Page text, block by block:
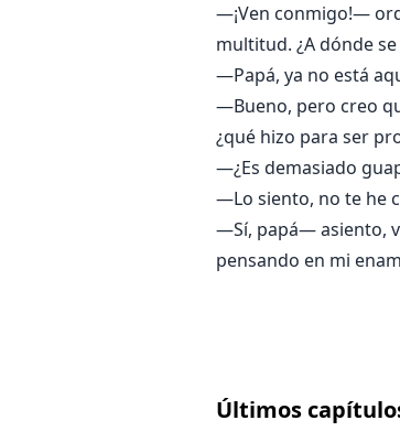
—¡Ven conmigo!—
multitud. ¿A dónde
—Papá, ya no está
—Bueno, pero creo
¿qué hizo para ser
—¿Es demasiado
—Lo siento, no te he
—Sí, papá— asiento,
pensando en mi
Últimos